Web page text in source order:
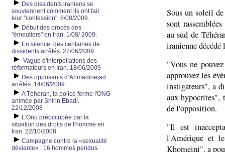
Des dissidents iraniens se
souviennent comment ils ont fait
leur "confession". 8/08/2009.
Début des procès des
"émeutiers" en Iran. 1/08/ 2009.
En silence, des centaines de
dissidents arrêtés. 27/06/2009
Vague d'interpellations des
réformateurs en Iran. 18/06/2009
Des opposants d’Ahmadinejad
arrêtés. 14/06/2009
A Téhéran, la police ferme l'ONG
animée par Shirin Ebadi.
22/12/2008
L'Onu préoccupée par la
situation des droits de l'homme en
Iran. 22/10/2008
Campagne contre la «sexualité
déviante» : 16 hommes pendus.
Sous un soleil
sont
au sud de
iranienne
"Vous ne
approuvez les
instigateurs", a
aux hypocrites",
de l'opposition.
"Il est
l'Amérique et
Khomeini", a